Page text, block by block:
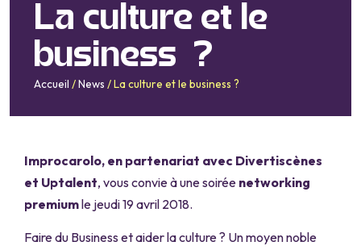
La culture et le
business ?
Accueil /News /La culture et le business ?
Improcarolo, en partenariat avec Divertiscènes
et Uptalent, vous convie à une soirée networking
premiumle jeudi 19 avril 2018.
Faire du Business et aider la culture ? Un moyen noble